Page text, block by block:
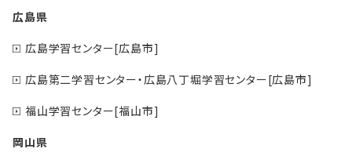
広島県
広島学習センター[広島市]
広島第二学習センター・広島八丁堀学習センター[広島市]
福山学習センター[福山市]
岡山県